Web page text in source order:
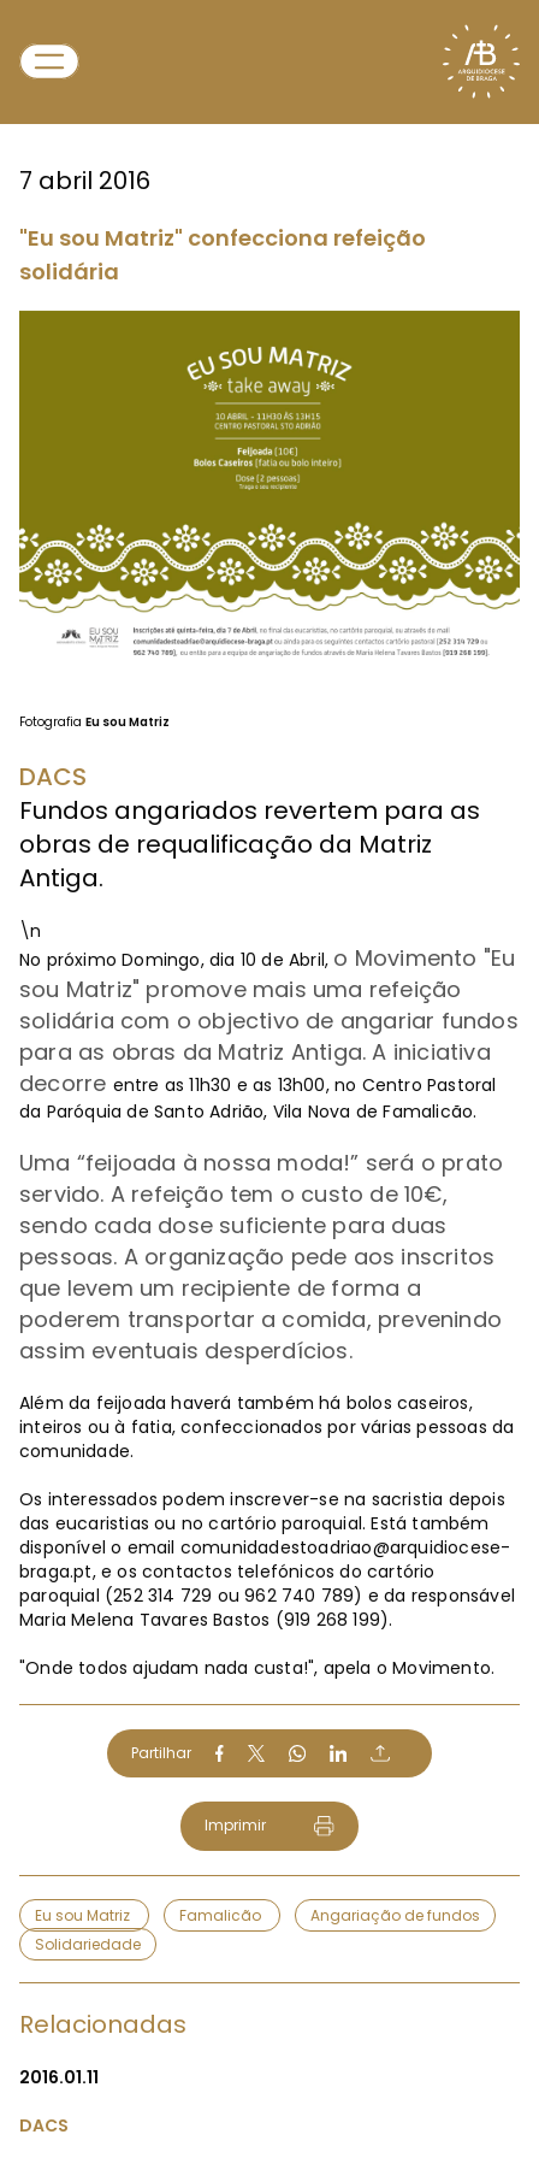
7 abril 2016
"Eu sou Matriz" confecciona refeição
solidária
Fotografia Eu sou Matriz
DACS
Fundos angariados revertem para as
obras de requalificação da Matriz
Antiga.
\n
No próximo Domingo, dia 10 de Abril, o Movimento "Eu
sou Matriz" promove mais uma refeição
solidária com o objectivo de angariar fundos
para as obras da Matriz Antiga. A iniciativa
decorre entre as 11h30 e as 13h00, no Centro Pastoral
da Paróquia de Santo Adrião, Vila Nova de Famalicão.
Uma “feijoada à nossa moda!” será o prato
servido. A refeição tem o custo de 10€,
sendo cada dose suficiente para duas
pessoas. A organização pede aos inscritos
que levem um recipiente de forma a
poderem transportar a comida, prevenindo
assim eventuais desperdícios.
Além da feijoada haverá também há bolos caseiros,
inteiros ou à fatia, confeccionados por várias pessoas da
comunidade.
Os interessados podem inscrever-se na sacristia depois
das eucaristias ou no cartório paroquial. Está também
disponível o email comunidadestoadriao@arquidiocese-
braga.pt, e os contactos telefónicos do cartório
paroquial (252 314 729 ou 962 740 789) e da responsável
Maria Melena Tavares Bastos (919 268 199).
"Onde todos ajudam nada custa!", apela o Movimento.
Partilhar
Imprimir
Eu sou Matriz Famalicão
Angariação de fundos
Solidariedade
Relacionadas
2016.01.11
DACS